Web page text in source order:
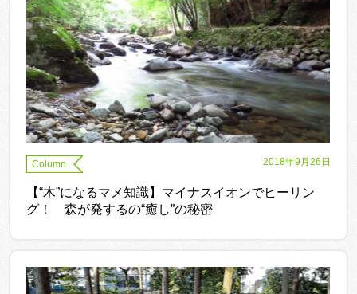
Column 2018年9月26日
【“木”になるマメ知識】マイナスイオンでヒーリン
グ！ 森が発するの“癒し”の秘密